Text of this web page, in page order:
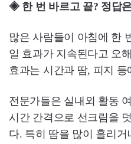
◈ 한 번 바르고 끝? 정답
많은 사람들이 아침에 한
일 효과가 지속된다고 오
효과는 시간과 땀, 피지
전문가들은 실내외 활동
시간 간격으로 선크림을
다. 특히 땀을 많이 흘리